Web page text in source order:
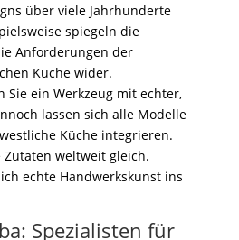
über viele Jahrhunderte
spiegeln die
Anforderungen der
Küche wider.
Sie ein Werkzeug mit echter,
lassen sich alle Modelle
Küche integrieren.
weltweit gleich.
echte Handwerkskunst ins
Spezialisten für